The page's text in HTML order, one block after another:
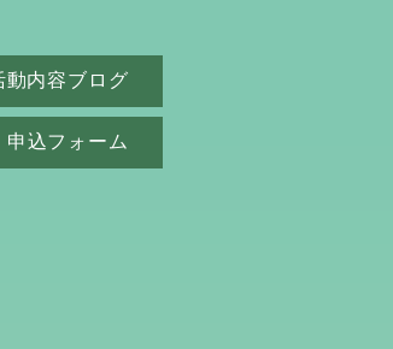
動内容ブログ
申込フォーム